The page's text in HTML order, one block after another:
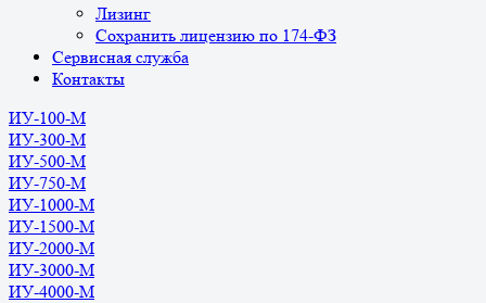
Лизинг
Сохранить лицензию по 174-ФЗ
Сервисная служба
Контакты
ИУ-100-М
ИУ-300-М
ИУ-500-М
ИУ-750-М
ИУ-1000-М
ИУ-1500-М
ИУ-2000-М
ИУ-3000-М
ИУ-4000-М